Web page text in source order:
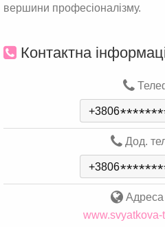
вершини професіоналізму.
Контактна
+3806*******
Дод.
+3806*******
Адреса